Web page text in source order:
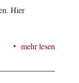
Hier
mehr lesen